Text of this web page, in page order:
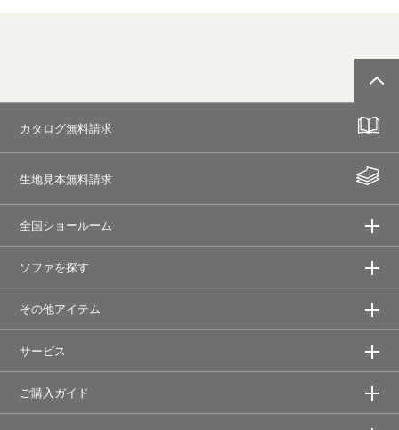
カタログ無料請求
生地見本無料請求
全国ショールーム
ソファを探す
その他アイテム
サービス
ご購入ガイド